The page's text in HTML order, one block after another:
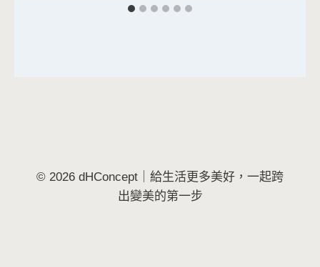
© 2026 dHConcept｜給生活更多美好，一起跨
出變美的第一步